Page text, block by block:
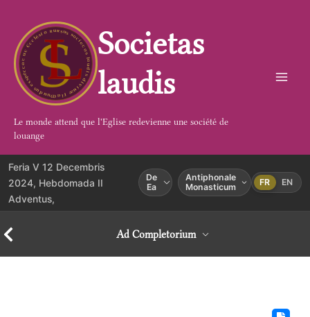
contenu
Societas
laudis
Le monde attend que l'Eglise redevienne une société de
louange
Feria V 12 Decembris
2024, Hebdomada II
Adventus,
De
Ea
Antiphonale
Monasticum
FR EN
Ad Completorium